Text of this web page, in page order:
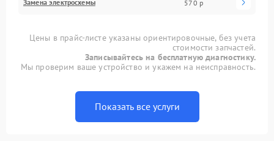
Замена электросхемы 570 р
Цены в прайс-листе указаны ориентировочные, без учета
стоимости запчастей.
Записывайтесь на бесплатную диагностику.
Мы проверим ваше устройство и укажем на неисправность.
Показать все услуги